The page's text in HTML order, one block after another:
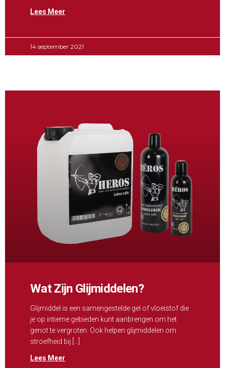
Lees Meer
14 september 2021
Wat Zijn Glijmiddelen?
Glijmiddel is een samengestelde gel of vloeistof die
je op intieme gebieden kunt aanbrengen om het
genot te vergroten. Ook helpen glijmiddelen om
stroefheid bij […]
Lees Meer